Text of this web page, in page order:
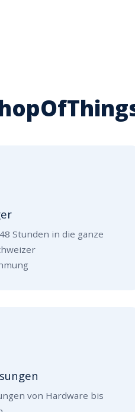
Stunden in die ganze
von Hardware bis